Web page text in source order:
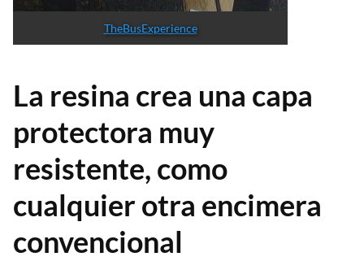
TheBusExperience
La resina crea una capa
protectora muy
resistente, como
cualquier otra encimera
convencional